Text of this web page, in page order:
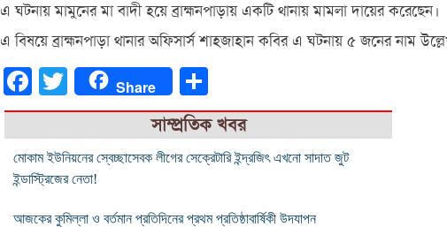
এ ঘটনায় মামুনের মা বাদী হয়ে ব্রাহ্মনপাড়ায় একটি থানায় মামলা দায়ের করেছেন।
এ বিষয়ে ব্রাহ্মনপাড়া থানার অফিসার্স শাহজাহান কবির এ ঘটনায় ৫ জনের নাম
FacebookTwitter Share
সাম্প্রতিক খবর
মোকাম ইউনিয়নের স্বেচ্ছাসেবক লীগের সেক্রেটারি ইন্দ্রজিৎ এখনো সাদাত জুট
ইন্ডাস্ট্রিজের নেতা!
আজকের কুমিল্লা ও বর্তমান প্রতিদিনের প্রথম প্রতিষ্ঠাবার্ষিকী উদযাপন